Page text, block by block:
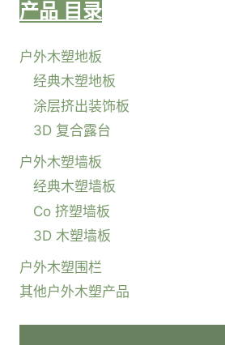
产品 目录
户外木塑地板
经典木塑地板
涂层挤出装饰板
3D 复合露台
户外木塑墙板
经典木塑墙板
Co 挤塑墙板
3D 木塑墙板
户外木塑围栏
其他户外木塑产品